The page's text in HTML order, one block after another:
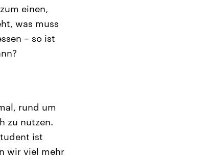
einen,
was muss
– so ist
rund um
zu nutzen.
ist
wir viel mehr